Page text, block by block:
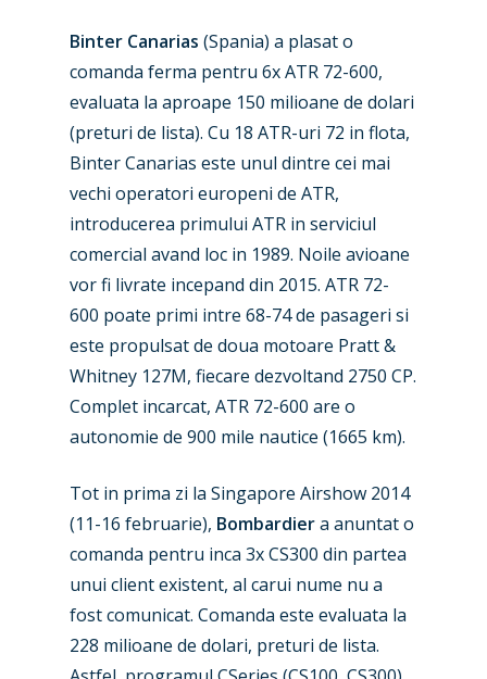
Binter Canarias (Spania) a plasat o
comanda ferma pentru 6x ATR 72-600,
evaluata la aproape 150 milioane de dolari
(preturi de lista). Cu 18 ATR-uri 72 in flota,
Binter Canarias este unul dintre cei mai
vechi operatori europeni de ATR,
introducerea primului ATR in serviciul
comercial avand loc in 1989. Noile avioane
vor fi livrate incepand din 2015. ATR 72-
600 poate primi intre 68-74 de pasageri si
este propulsat de doua motoare Pratt &
Whitney 127M, fiecare dezvoltand 2750 CP.
Complet incarcat, ATR 72-600 are o
autonomie de 900 mile nautice (1665 km).
Tot in prima zi la Singapore Airshow 2014
(11-16 februarie), Bombardiera anuntat o
comanda pentru inca 3x CS300 din partea
unui client existent, al carui nume nu a
fost comunicat. Comanda este evaluata la
228 milioane de dolari, preturi de lista.